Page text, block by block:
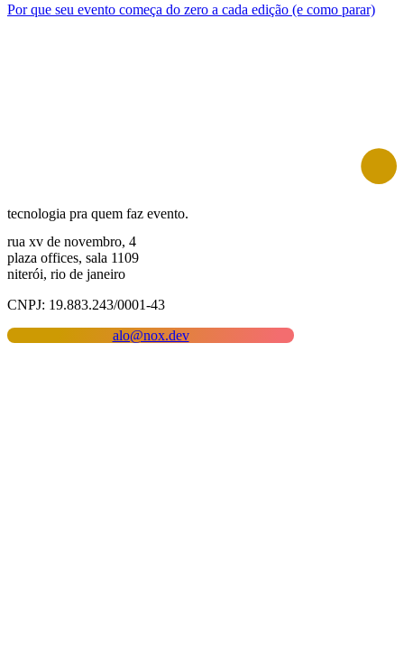
Por que seu evento começa do zero a cada edição (e como parar)
tecnologia pra quem faz evento.
rua xv de novembro, 4
plaza offices, sala 1109
niterói, rio de janeiro
CNPJ: 19.883.243/0001-43
alo@nox.dev